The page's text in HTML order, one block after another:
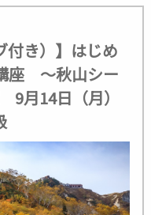
付き）】はじめ
座 ～秋山シー
月14日（月）